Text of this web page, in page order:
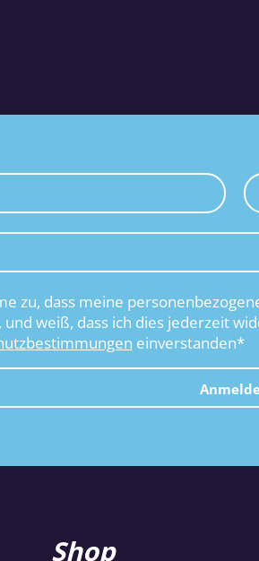
zu, dass meine
und weiß, dass ich dies jederzeit
einverstanden*
Shop